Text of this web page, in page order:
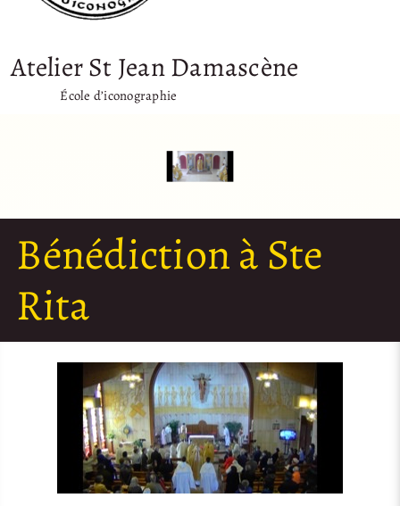
Atelier St Jean Damascène
École d’iconographie
Bénédiction à Ste
Rita